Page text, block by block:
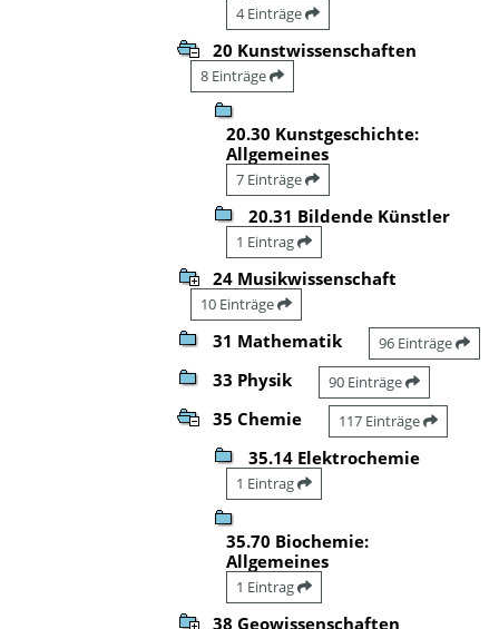
4 Einträge
20 Kunstwissenschaften
8 Einträge
20.30 Kunstgeschichte:
Allgemeines
7 Einträge
20.31 Bildende Künstler
1 Eintrag
24 Musikwissenschaft
10 Einträge
31 Mathematik 96 Einträge
33 Physik 90 Einträge
35 Chemie 117 Einträge
35.14 Elektrochemie
1 Eintrag
35.70 Biochemie:
Allgemeines
1 Eintrag
38 Geowissenschaften